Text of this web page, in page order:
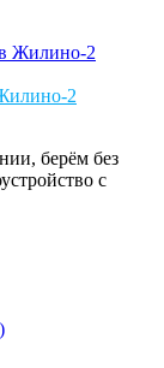
2
берём без
с